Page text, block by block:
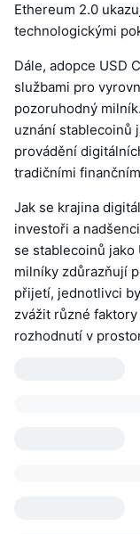
Ethereum 2.0
technologickými
Dále, adopce USD
službami pro
pozoruhodný
uznání stablecoinů
provádění
tradičními
Jak se krajina
investoři a
se stablecoinů jako
milníky zdůrazňují
přijetí, jednotlivci
zvážit různé
rozhodnutí v